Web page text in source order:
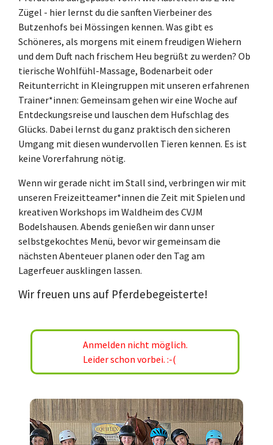
Zügel - hier lernst du die sanften Vierbeiner des
Butzenhofs bei Mössingen kennen. Was gibt es
Schöneres, als morgens mit einem freudigen Wiehern
und dem Duft nach frischem Heu begrüßt zu werden? Ob
tierische Wohlfühl-Massage, Bodenarbeit oder
Reitunterricht in Kleingruppen mit unseren erfahrenen
Trainer*innen: Gemeinsam gehen wir eine Woche auf
Entdeckungsreise und lauschen dem Hufschlag des
Glücks. Dabei lernst du ganz praktisch den sicheren
Umgang mit diesen wundervollen Tieren kennen. Es ist
keine Vorerfahrung nötig.
Wenn wir gerade nicht im Stall sind, verbringen wir mit
unseren Freizeitteamer*innen die Zeit mit Spielen und
kreativen Workshops im Waldheim des CVJM
Bodelshausen. Abends genießen wir dann unser
selbstgekochtes Menü, bevor wir gemeinsam die
nächsten Abenteuer planen oder den Tag am
Lagerfeuer ausklingen lassen.
Wir freuen uns auf Pferdebegeisterte!
Anmelden nicht möglich.
Leider schon vorbei. :-(